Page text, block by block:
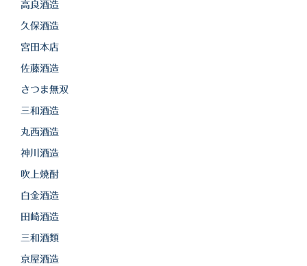
高良酒造
久保酒造
宮田本店
佐藤酒造
さつま無双
三和酒造
丸西酒造
神川酒造
吹上焼酎
白金酒造
田崎酒造
三和酒類
京屋酒造